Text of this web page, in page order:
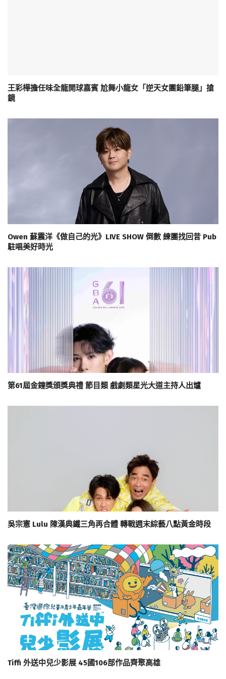
王彩樺擔任味全龍開球嘉賓 尬舞小龍女「逆天女團鉛筆腿」搶
鏡
Owen 蘇震洋《做自己的光》LIVE SHOW 倒數 練團找回昔 Pub
駐唱美好時光
第61屆金鐘獎頒獎典禮 節目類 戲劇類星光大道主持人出爐
吳宗憲 Lulu 陳漢典鐵三角再合體 轉戰週末綜藝八點黃金時段
Tiffi 外送中兒少影展 45國106部作品齊聚高雄